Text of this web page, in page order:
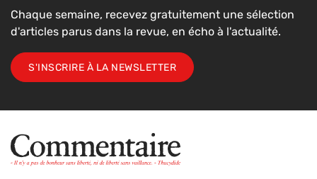
Chaque semaine, recevez gratuitement une sélection
d'articles parus dans la revue, en écho à l'actualité.
S'INSCRIRE À LA NEWSLETTER